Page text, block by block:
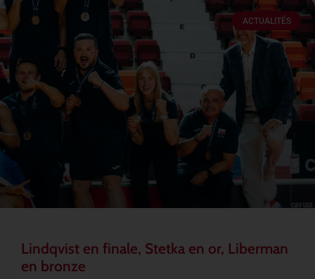
ACTUALITÉS
Lindqvist en finale, Stetka en or, Liberman
en bronze